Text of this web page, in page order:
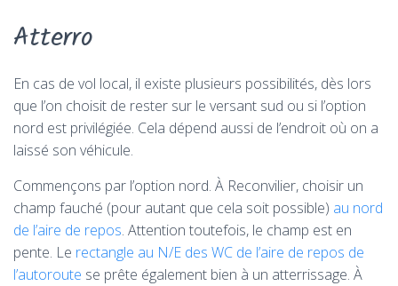
Atterro
En cas de vol local, il existe plusieurs possibilités, dès lors
que l’on choisit de rester sur le versant sud ou si l’option
nord est privilégiée. Cela dépend aussi de l’endroit où on a
laissé son véhicule.
Commençons par l’option nord. À Reconvilier, choisir un
champ fauché (pour autant que cela soit possible) au nord
de l’aire de repos. Attention toutefois, le champ est en
pente. Le rectangle au N/E des WC de l’aire de repos de
l’autoroute se prête également bien à un atterrissage. À